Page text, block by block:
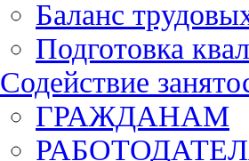
Баланс
Подготовка
Содействие
ГРАЖДАНАМ